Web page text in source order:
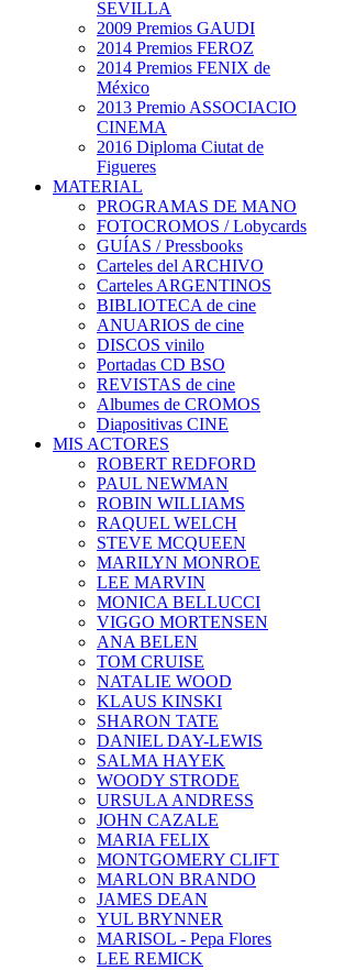
SEVILLA
2009 Premios GAUDI
2014 Premios FEROZ
2014 Premios FENIX de
México
2013 Premio ASSOCIACIO
CINEMA
2016 Diploma Ciutat de
Figueres
MATERIAL
PROGRAMAS DE MANO
FOTOCROMOS / Lobycards
GUÍAS / Pressbooks
Carteles del ARCHIVO
Carteles ARGENTINOS
BIBLIOTECA de cine
ANUARIOS de cine
DISCOS vinilo
Portadas CD BSO
REVISTAS de cine
Albumes de CROMOS
Diapositivas CINE
MIS ACTORES
ROBERT REDFORD
PAUL NEWMAN
ROBIN WILLIAMS
RAQUEL WELCH
STEVE MCQUEEN
MARILYN MONROE
LEE MARVIN
MONICA BELLUCCI
VIGGO MORTENSEN
ANA BELEN
TOM CRUISE
NATALIE WOOD
KLAUS KINSKI
SHARON TATE
DANIEL DAY-LEWIS
SALMA HAYEK
WOODY STRODE
URSULA ANDRESS
JOHN CAZALE
MARIA FELIX
MONTGOMERY CLIFT
MARLON BRANDO
JAMES DEAN
YUL BRYNNER
MARISOL - Pepa Flores
LEE REMICK